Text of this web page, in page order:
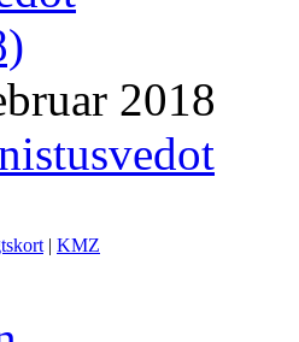
2018
| KMZ